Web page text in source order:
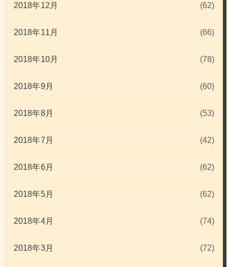
2018年12月 (62)
2018年11月 (66)
2018年10月 (78)
2018年9月 (60)
2018年8月 (53)
2018年7月 (42)
2018年6月 (62)
2018年5月 (62)
2018年4月 (74)
2018年3月 (72)